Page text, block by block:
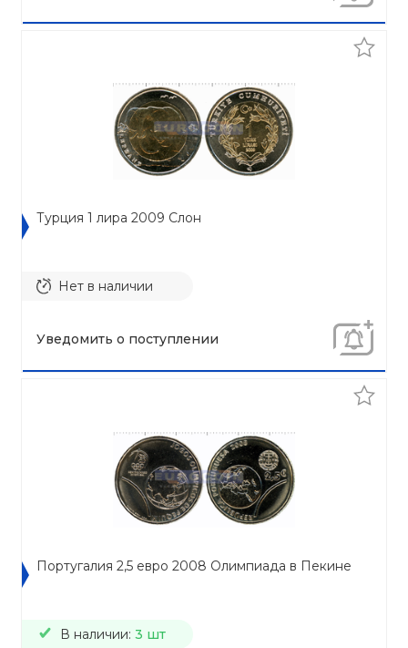
Турция 1 лира 2009 Cлон
Нет в наличии
Уведомить о поступлении
Португалия 2,5 евро 2008 Олимпиада в Пекине
В наличии: 3 шт